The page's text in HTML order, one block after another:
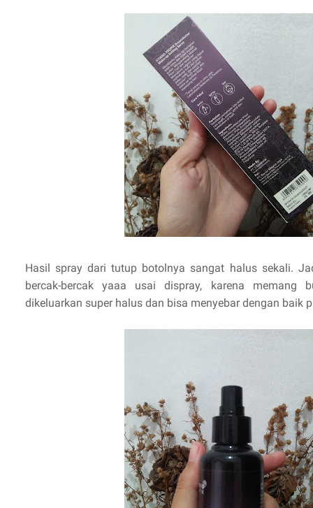
Hasil spray dari tutup botolnya sangat halus sekali.
bercak-bercak yaaa usai dispray, karena memang
dikeluarkan super halus dan bisa menyebar dengan baik